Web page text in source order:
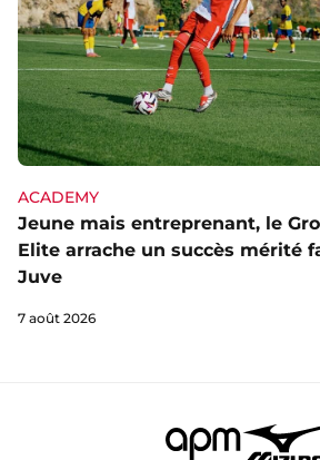
ACADEMY
Jeune mais entreprenant, le
Elite arrache un succès mérité
Juve
7 août 2026